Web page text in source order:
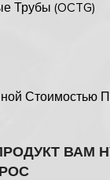
Трубы (OCTG)
Стоимостью
ВАМ